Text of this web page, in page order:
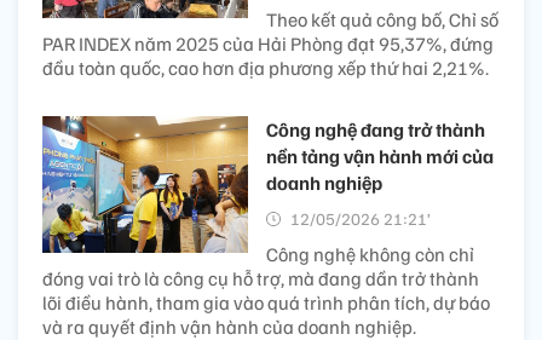
Theo kết quả công bố, Chỉ số
PAR INDEX năm 2025 của Hải Phòng đạt 95,37%, đứng
đầu toàn quốc, cao hơn địa phương xếp thứ hai 2,21%.
Công nghệ đang trở thành
nền tảng vận hành mới của
doanh nghiệp
12/05/2026 21:21’
Công nghệ không còn chỉ
đóng vai trò là công cụ hỗ trợ, mà đang dần trở thành
lõi điều hành, tham gia vào quá trình phân tích, dự báo
và ra quyết định vận hành của doanh nghiệp.